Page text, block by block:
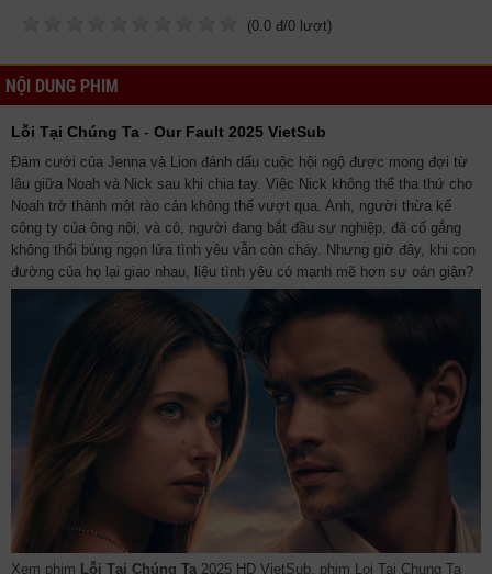
(0.0 đ/0 lượt)
NỘI DUNG PHIM
Lỗi Tại Chúng Ta - Our Fault 2025 VietSub
Đám cưới của Jenna và Lion đánh dấu cuộc hội ngộ được mong đợi từ
lâu giữa Noah và Nick sau khi chia tay. Việc Nick không thể tha thứ cho
Noah trở thành một rào cản không thể vượt qua. Anh, người thừa kế
công ty của ông nội, và cô, người đang bắt đầu sự nghiệp, đã cố gắng
không thổi bùng ngọn lửa tình yêu vẫn còn cháy. Nhưng giờ đây, khi con
đường của họ lại giao nhau, liệu tình yêu có mạnh mẽ hơn sự oán giận?
Xem phim Lỗi Tại Chúng Ta 2025 HD VietSub, phim Loi Tai Chung Ta